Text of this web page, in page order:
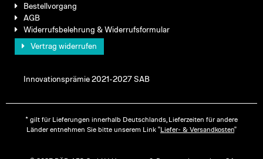
Bestellvorgang
AGB
Widerrufsbelehrung & Widerrufsformular
Vertrag widerrufen
Innovationsprämie 2021-2027 SAB
* gilt für Lieferungen innerhalb Deutschlands, Lieferzeiten für andere
Länder entnehmen Sie bitte unserem Link "Liefer- & Versandkosten"